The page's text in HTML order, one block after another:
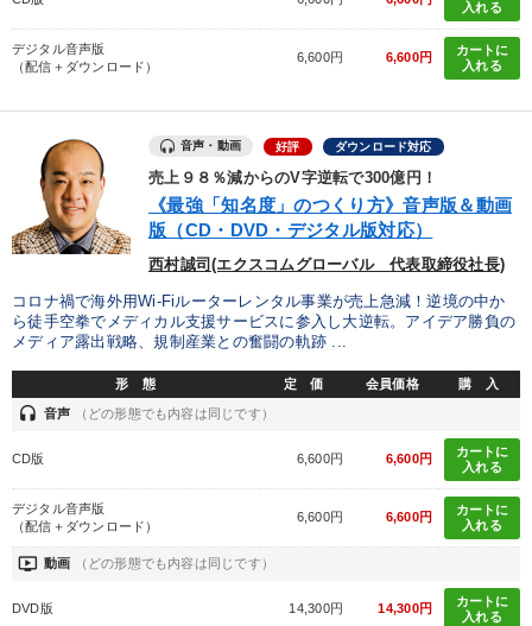
入れる
デジタル音声版
（配信＋ダウンロード）
6,600円 6,600円
カートに
入れる
音声・動画 好評 ダウンロード対応
売上９８％減からのV字逆転で300億円！
《最強「知名度」のつくり方》音声版＆動画
版（CD・DVD・デジタル版対応）
西村誠司(エクスコムグローバル 代表取締役社長)
コロナ禍で海外用Wi-Fiルーターレンタル事業が売上急減！逆境の中か
ら徒手空拳でメディカル支援サービスに参入し大逆転。アイデア勝負の
メディア露出戦略、規制産業との奮闘の軌跡 ...
形 態 定 価 会員価格 購 入
headset 音声 （どの形態でも内容は同じです）
CD版 6,600円 6,600円
カートに
入れる
デジタル音声版
（配信＋ダウンロード）
6,600円 6,600円
カートに
入れる
ondemand_video 動画 （どの形態でも内容は同じです）
DVD版 14,300円 14,300円
カートに
入れる